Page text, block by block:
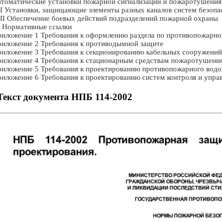
Установки, защищающие элементы разных каналов систем
Обеспечение боевых действий подразделений пожарной охраны
ссылки
1 Требования к оформлению раздела по
2 Требования к противодымной защите
3 Требования к секционированию кабельных сооружений
4 Требования к стационарным средствам
5 Требования к проектированию противопожарного
6 Требования к проектированию систем контроля и
документа НПБ 114-2002